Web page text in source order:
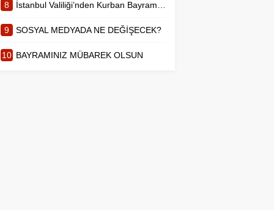
8 İstanbul Valiliği’nden Kurban Bayramı açıklaması
9 SOSYAL MEDYADA NE DEĞİŞECEK?
10 BAYRAMINIZ MÜBAREK OLSUN